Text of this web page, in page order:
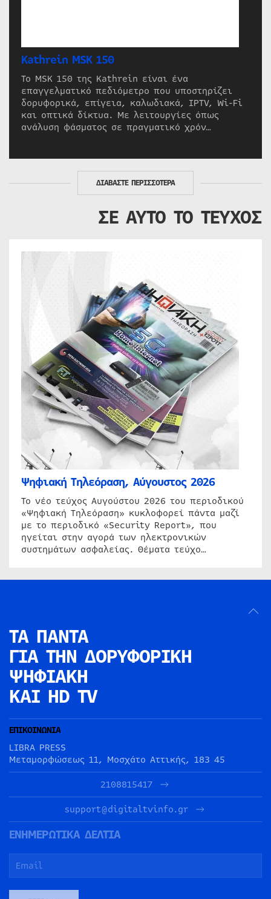
Kathrein MSK 150
Το MSK 150 της Kathrein είναι ένα
επαγγελματικό πεδιόμετρο που υποστηρίζει
δορυφορικά, επίγεια, καλωδιακά, IPTV, Wi-Fi
και οπτικά δίκτυα. Με λειτουργίες όπως
ανάλυση φάσματος σε πραγματικό χρόν…
ΔΙΑΒΑΣΤΕ ΠΕΡΙΣΣΟΤΕΡΑ
ΣΕ ΑΥΤΟ ΤΟ ΤΕΥΧΟΣ
Ψηφιακή Τηλεόραση, Αύγουστος 2026
Το νέο τεύχος Αυγούστου 2026 του περιοδικού
«Ψηφιακή Τηλεόραση» κυκλοφορεί πάντα μαζί
με το περιοδικό «Security Report», που
ηγείται στην αγορά των ηλεκτρονικών
συστημάτων ασφαλείας. Θέματα τεύχο…
ΤΑ ΠΑΝΤΑ
ΓΙΑ ΤΗΝ ΔΟΡΥΦΟΡΙΚΗ
ΨΗΦΙΑΚΗ
ΚΑΙ HD TV
ΕΠΙΚΟΙΝΩΝΙΑ
LIBRA PRESS
Μεταμορφώσεως 11, Μοσχάτο Αττικής, 183 45
2108815417
support@digitaltvinfo.gr
ΕΝΗΜΕΡΩΤΙΚΑ ΔΕΛΤΙΑ